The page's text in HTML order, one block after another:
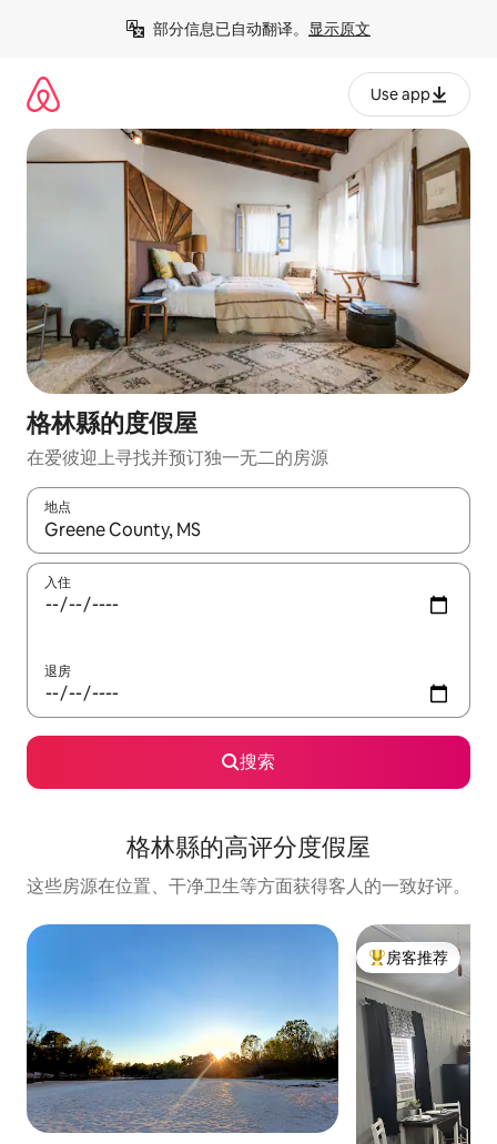
部分信息已自动翻译。 显示原文
Use app
格林縣的度假屋
在爱彼迎上寻找并预订独一无二的房源
地点
如有搜索结果，请使用上下方向键查看，或通过点击或滑动手势
入住
退房
搜索
格林縣的高评分度假屋
这些房源在位置、干净卫生等方面获得客人的一致好评。
热门「房客推荐」
房客推荐